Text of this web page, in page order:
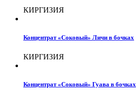
КИРГИЗИЯ
Концентрат «Соковый» Личи в бочках
КИРГИЗИЯ
Концентрат «Соковый» Гуава в бочках